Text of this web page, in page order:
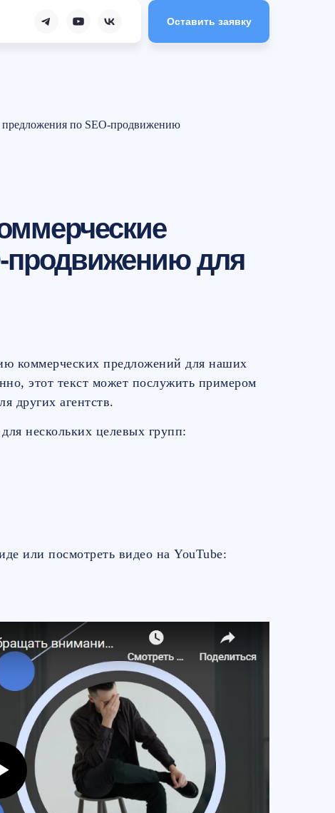
Оставить заявку
предложения по SEO-продвижению
продвижению для
коммерческих предложений для наших
этот текст может послужить примером
других агентств.
нескольких целевых групп:
или посмотреть видео на YouTube: